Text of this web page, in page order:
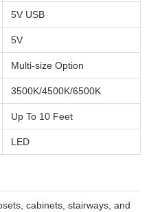
5V USB
5V
Multi-size Option
3500K/4500K/6500K
Up To 10 Feet
LED
cabinets, stairways, and